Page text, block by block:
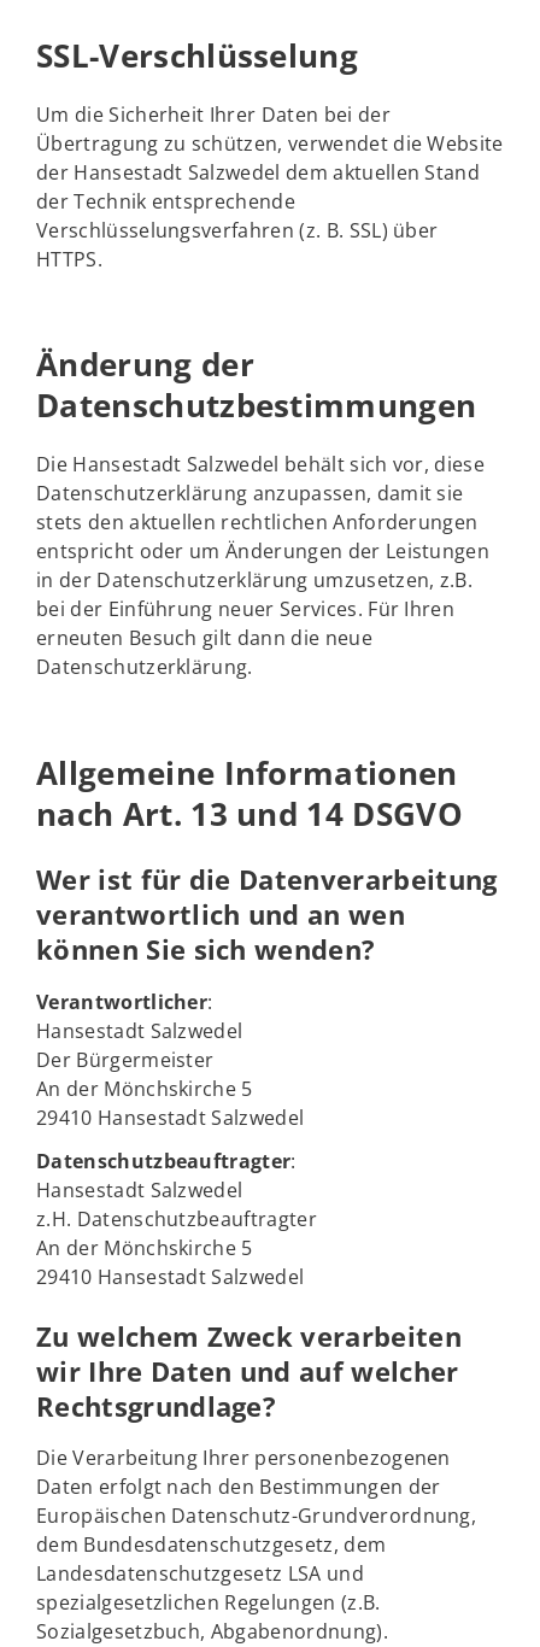
SSL-Verschlüsselung
Um die Sicherheit Ihrer Daten bei der
Übertragung zu schützen, verwendet die Website
der Hansestadt Salzwedel dem aktuellen Stand
der Technik entsprechende
Verschlüsselungsverfahren (z. B. SSL) über
HTTPS.
Änderung der
Datenschutzbestimmungen
Die Hansestadt Salzwedel behält sich vor, diese
Datenschutzerklärung anzupassen, damit sie
stets den aktuellen rechtlichen Anforderungen
entspricht oder um Änderungen der Leistungen
in der Datenschutzerklärung umzusetzen, z.B.
bei der Einführung neuer Services. Für Ihren
erneuten Besuch gilt dann die neue
Datenschutzerklärung.
Allgemeine Informationen
nach Art. 13 und 14 DSGVO
Wer ist für die Datenverarbeitung
verantwortlich und an wen
können Sie sich wenden?
Verantwortlicher:
Hansestadt Salzwedel
Der Bürgermeister
An der Mönchskirche 5
29410 Hansestadt Salzwedel
Datenschutzbeauftragter:
Hansestadt Salzwedel
z.H. Datenschutzbeauftragter
An der Mönchskirche 5
29410 Hansestadt Salzwedel
Zu welchem Zweck verarbeiten
wir Ihre Daten und auf welcher
Rechtsgrundlage?
Die Verarbeitung Ihrer personenbezogenen
Daten erfolgt nach den Bestimmungen der
Europäischen Datenschutz-Grundverordnung,
dem Bundesdatenschutzgesetz, dem
Landesdatenschutzgesetz LSA und
spezialgesetzlichen Regelungen (z.B.
Sozialgesetzbuch, Abgabenordnung).